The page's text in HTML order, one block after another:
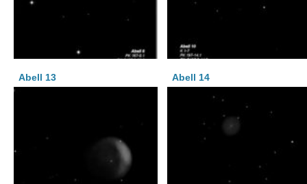
Abell 13 Abell 14